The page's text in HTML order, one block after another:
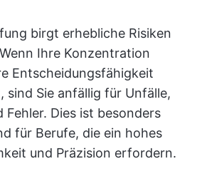
birgt erhebliche Risiken
Ihre Konzentration
Entscheidungsfähigkeit
sind Sie anfällig für Unfälle,
Fehler. Dies ist besonders
für Berufe, die ein hohes
und Präzision erfordern.